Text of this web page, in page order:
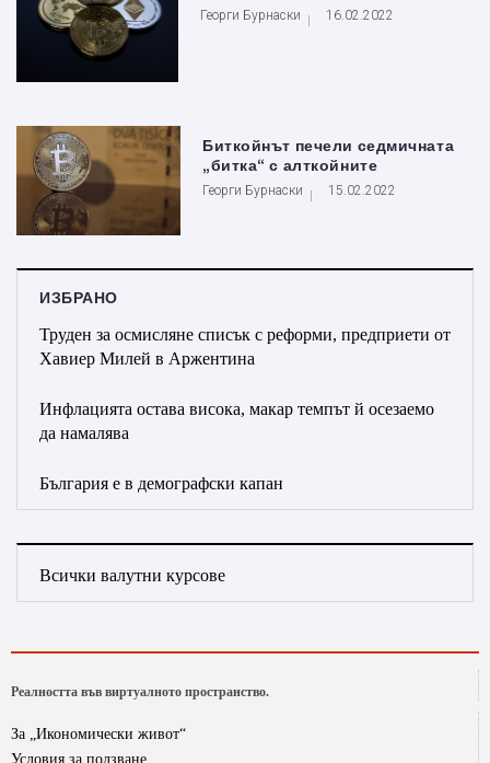
Георги Бурнаски 16.02.2022
Биткойнът печели седмичната
„битка“ с алткойните
Георги Бурнаски 15.02.2022
ИЗБРАНО
Труден за осмисляне списък с реформи, предприети от
Хавиер Милей в Аржентина
Инфлацията остава висока, макар темпът й осезаемо
да намалява
България е в демографски капан
Всички валутни курсове
Реалността във виртуалното пространство.
За „Икономически живот“
Условия за ползване